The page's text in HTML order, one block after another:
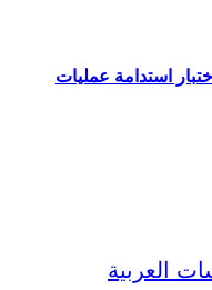
مقديشو: القرار 2719 واختبار استدامة عمليات